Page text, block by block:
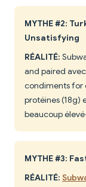
MYTHE #2:
Unsatisfying
RÉALITÉ:
and paired
condiments for
protéines (18g)
beaucoup
MYTHE #3:
RÉALITÉ: